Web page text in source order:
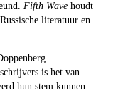
Fifth Wave houdt
literatuur en
is het van
hun stem kunnen